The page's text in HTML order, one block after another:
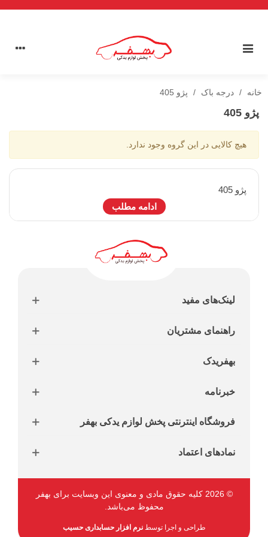
خانه / درجه باک / پژو 405
پژو 405
هیچ کالایی در این گروه وجود ندارد.
پژو 405
ادامه مطلب
لینک‌های مفید
راهنمای مشتریان
بهفریدک
خبرنامه
فروشگاه اینترنتی پخش لوازم یدکی بهفر
نمادهای اعتماد
طراحی و اجرا توسطنرم افزار حسابداری حسیب
© 2026 کلیه حقوق مادی و معنوی این وبسایت برای بهفر
محفوظ می‌باشد.